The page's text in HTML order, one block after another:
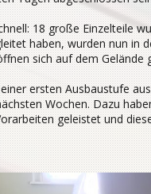
18 große Einzelteile
haben, wurden nun in
sich auf dem Gelände
ersten Ausbaustufe
Wochen. Dazu
geleistet und